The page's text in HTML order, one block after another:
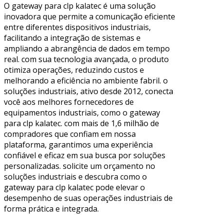
O gateway para clp kalatec é uma solução
inovadora que permite a comunicação eficiente
entre diferentes dispositivos industriais,
facilitando a integração de sistemas e
ampliando a abrangência de dados em tempo
real. com sua tecnologia avançada, o produto
otimiza operações, reduzindo custos e
melhorando a eficiência no ambiente fabril. o
soluções industriais, ativo desde 2012, conecta
você aos melhores fornecedores de
equipamentos industriais, como o gateway
para clp kalatec. com mais de 1,6 milhão de
compradores que confiam em nossa
plataforma, garantimos uma experiência
confiável e eficaz em sua busca por soluções
personalizadas. solicite um orçamento no
soluções industriais e descubra como o
gateway para clp kalatec pode elevar o
desempenho de suas operações industriais de
forma prática e integrada.